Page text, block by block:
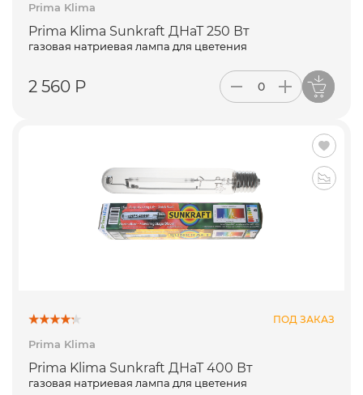
Prima Klima
Prima Klima Sunkraft ДНаТ 250 Вт
газовая натриевая лампа для цветения
2 560 Р
ПОД ЗАКАЗ
Prima Klima
Prima Klima Sunkraft ДНаТ 400 Вт
газовая натриевая лампа для цветения